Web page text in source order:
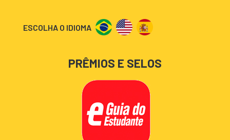
ESCOLHA O IDIOMA
PRÊMIOS E SELOS